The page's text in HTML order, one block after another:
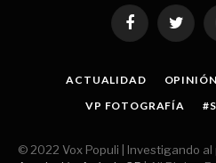
FacebookTwitter
ACTUALIDAD OPINIÓN
VP FOTOGRAFÍA
© 2022 Vox Populi | Investigando